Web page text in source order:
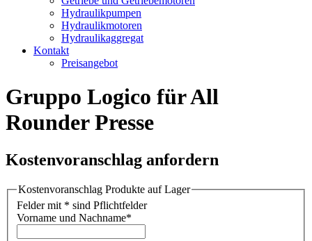
Hydraulikpumpen
Hydraulikmotoren
Hydraulikaggregat
Kontakt
Preisangebot
Gruppo Logico für All
Rounder Presse
Kostenvoranschlag anfordern
Kostenvoranschlag Produkte auf Lager
Felder mit * sind Pflichtfelder
Vorname und Nachname*